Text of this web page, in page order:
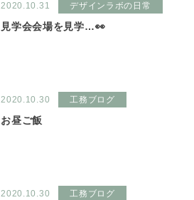
2020.10.31 デザインラボの日常
見学会会場を見学…👀
2020.10.30 工務ブログ
お昼ご飯
2020.10.30 工務ブログ